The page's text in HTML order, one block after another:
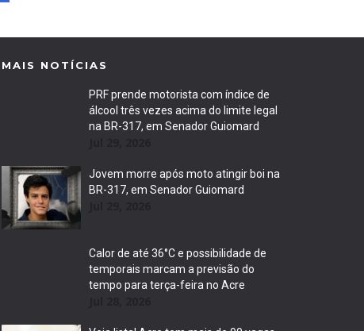
MAIS NOTÍCIAS
PRF prende motorista com índice de
álcool três vezes acima do limite legal
na BR-317, em Senador Guiomard
Jovem morre após moto atingir boi na
BR-317, em Senador Guiomard
Calor de até 36°C e possibilidade de
temporais marcam a previsão do
tempo para terça-feira no Acre